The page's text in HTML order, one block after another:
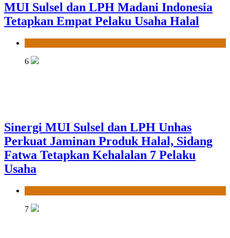
MUI Sulsel dan LPH Madani Indonesia
Tetapkan Empat Pelaku Usaha Halal
6
Sinergi MUI Sulsel dan LPH Unhas
Perkuat Jaminan Produk Halal, Sidang
Fatwa Tetapkan Kehalalan 7 Pelaku
Usaha
7